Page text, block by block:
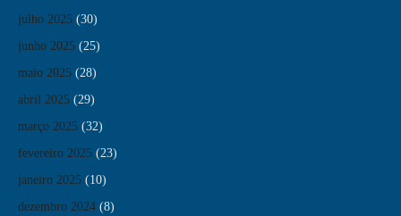
julho 2025 (30)
junho 2025 (25)
maio 2025 (28)
abril 2025 (29)
março 2025 (32)
fevereiro 2025 (23)
janeiro 2025 (10)
dezembro 2024 (8)